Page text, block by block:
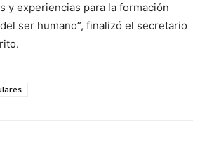
y experiencias para la formación
ser humano”, finalizó el secretario